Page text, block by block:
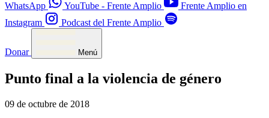
WhatsApp YouTube - Frente Amplio
Frente Amplio en
Instagram
Podcast del Frente Amplio
Donar Menú
Punto final a la violencia de género
09 de octubre de 2018